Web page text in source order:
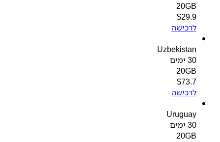
20GB
$29.9
לרכישה
Uzbekistan
20GB
$73.7
לרכישה
Uruguay
20GB